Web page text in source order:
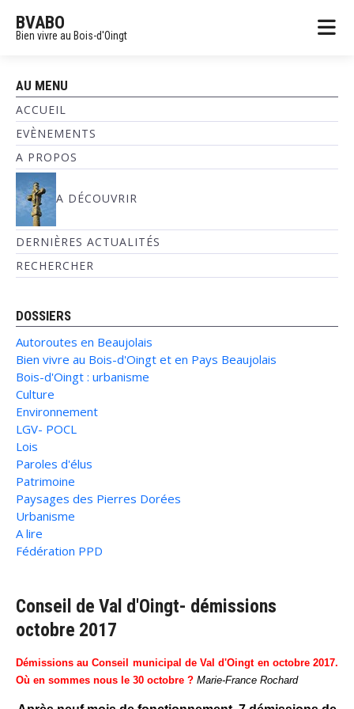
BVABO
Bien vivre au Bois-d'Oingt
AU MENU
ACCUEIL
EVÈNEMENTS
A PROPOS
A DÉCOUVRIR
DERNIÈRES ACTUALITÉS
RECHERCHER
DOSSIERS
Autoroutes en Beaujolais
Bien vivre au Bois-d'Oingt et en Pays Beaujolais
Bois-d'Oingt : urbanisme
Culture
Environnement
LGV- POCL
Lois
Paroles d'élus
Patrimoine
Paysages des Pierres Dorées
Urbanisme
A lire
Fédération PPD
Conseil de Val d'Oingt- démissions
octobre 2017
Démissions au Conseil municipal de Val d'Oingt en octobre 2017.
Où en sommes nous le 30 octobre ? Marie-France Rochard